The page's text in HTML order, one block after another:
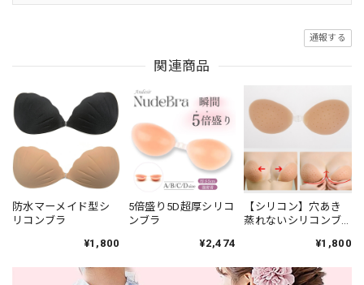
通報する
関連商品
防水マーメイド型シ
リコンブラ
¥1,800
5倍盛り5D超厚シリコ
ンブラ
¥2,474
【シリコン】穴あき
蒸れないシリコンブ
¥1,800